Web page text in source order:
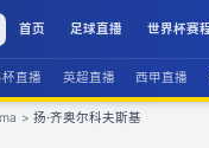
首页 足球直播 世界杯赛
直播 英超直播 西甲直播
> 扬·齐奥尔科夫斯基